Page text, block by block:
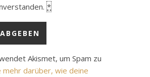
*
Akismet, um Spam zu
mehr darüber, wie deine